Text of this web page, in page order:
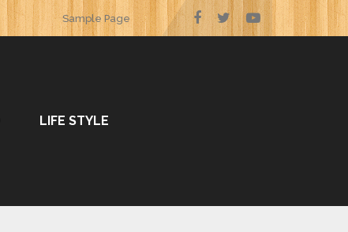
Sample Page
LIFE STYLE